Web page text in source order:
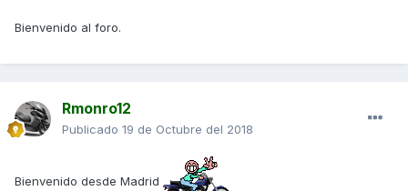
Bienvenido al foro.
Rmonro12
Publicado 19 de Octubre del 2018
Bienvenido desde Madrid